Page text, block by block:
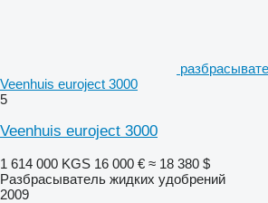
Veenhuis euroject 3000
5
Veenhuis euroject 3000
1 614 000 KGS 16 000 € ≈ 18 380 $
Разбрасыватель жидких удобрений
2009